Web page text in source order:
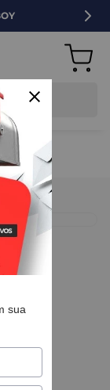
sua